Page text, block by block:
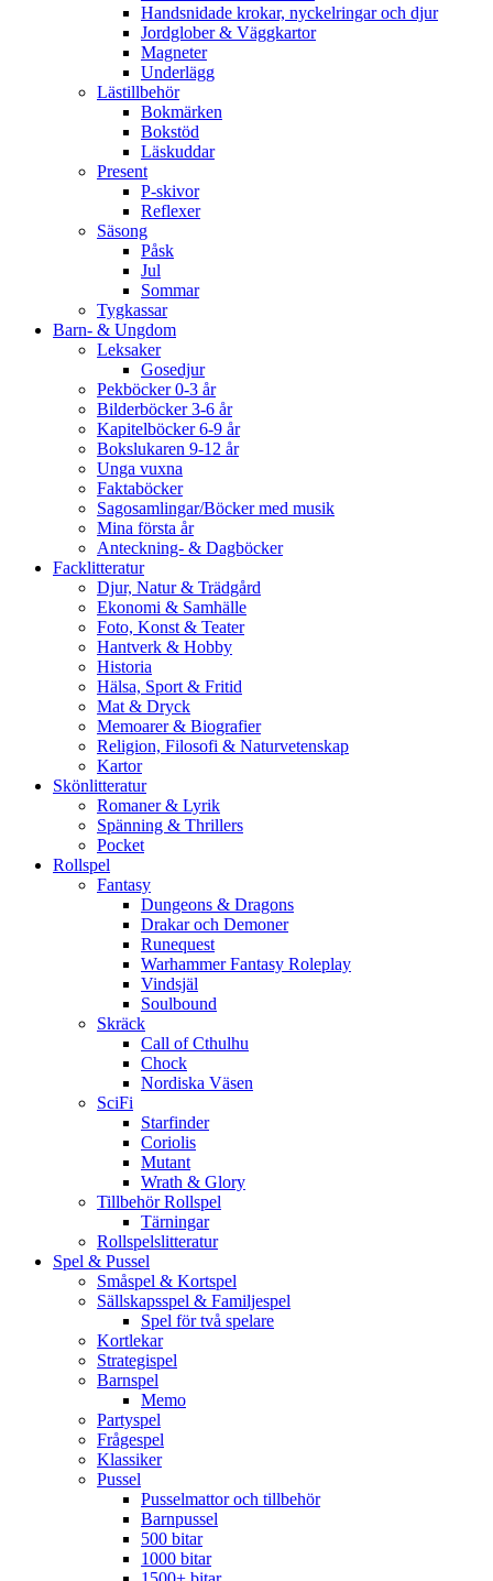
Handsnidade krokar, nyckelringar och djur
Jordglober & Väggkartor
Magneter
Underlägg
Lästillbehör
Bokmärken
Bokstöd
Läskuddar
Present
P-skivor
Reflexer
Säsong
Påsk
Jul
Sommar
Tygkassar
Barn- & Ungdom
Leksaker
Gosedjur
Pekböcker 0-3 år
Bilderböcker 3-6 år
Kapitelböcker 6-9 år
Bokslukaren 9-12 år
Unga vuxna
Faktaböcker
Sagosamlingar/Böcker med musik
Mina första år
Anteckning- & Dagböcker
Facklitteratur
Djur, Natur & Trädgård
Ekonomi & Samhälle
Foto, Konst & Teater
Hantverk & Hobby
Historia
Hälsa, Sport & Fritid
Mat & Dryck
Memoarer & Biografier
Religion, Filosofi & Naturvetenskap
Kartor
Skönlitteratur
Romaner & Lyrik
Spänning & Thrillers
Pocket
Rollspel
Fantasy
Dungeons & Dragons
Drakar och Demoner
Runequest
Warhammer Fantasy Roleplay
Vindsjäl
Soulbound
Skräck
Call of Cthulhu
Chock
Nordiska Väsen
SciFi
Starfinder
Coriolis
Mutant
Wrath & Glory
Tillbehör Rollspel
Tärningar
Rollspelslitteratur
Spel & Pussel
Småspel & Kortspel
Sällskapsspel & Familjespel
Spel för två spelare
Kortlekar
Strategispel
Barnspel
Memo
Partyspel
Frågespel
Klassiker
Pussel
Pusselmattor och tillbehör
Barnpussel
500 bitar
1000 bitar